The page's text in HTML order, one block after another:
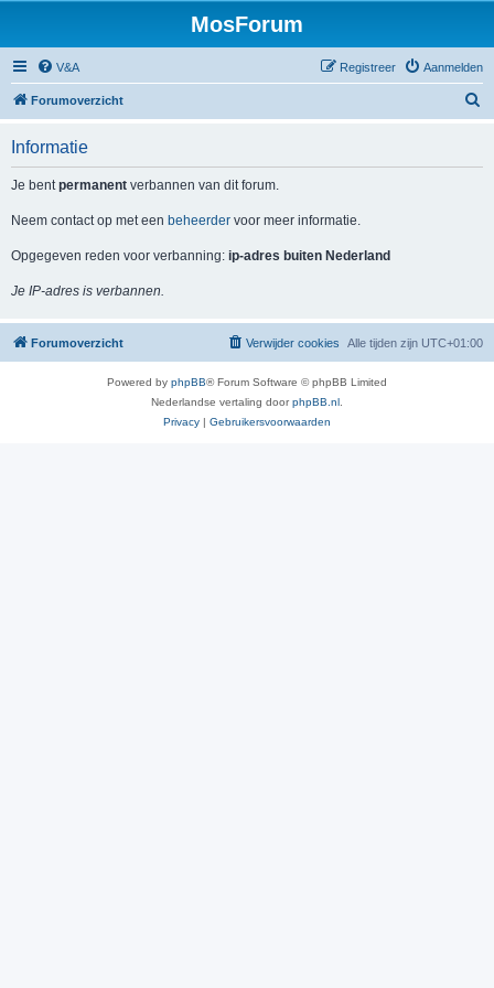
MosForum
V&A Aanmelden
Registreer
Forumoverzicht
Informatie
Je bentpermanent verbannen van dit forum.
Neem contact op met een beheerder voor meer informatie.
Opgegeven reden voor verbanning: ip-adres buiten Nederland
Je IP-adres is verbannen.
Forumoverzicht Alle tijden zijn UTC+01:00
Verwijder cookies
Powered by phpBB® Forum Software © phpBB Limited
Nederlandse vertaling doorphpBB.nl
Privacy | Gebruikersvoorwaarden